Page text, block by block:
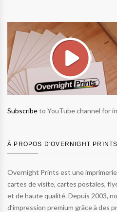
Subscribeto YouTube channel for
À PROPOS D'OVERNIGHT
Overnight Prints est une
cartes de visite, cartes postales,
et de haute qualité. Depuis 2003,
d’impression premium grâce à des